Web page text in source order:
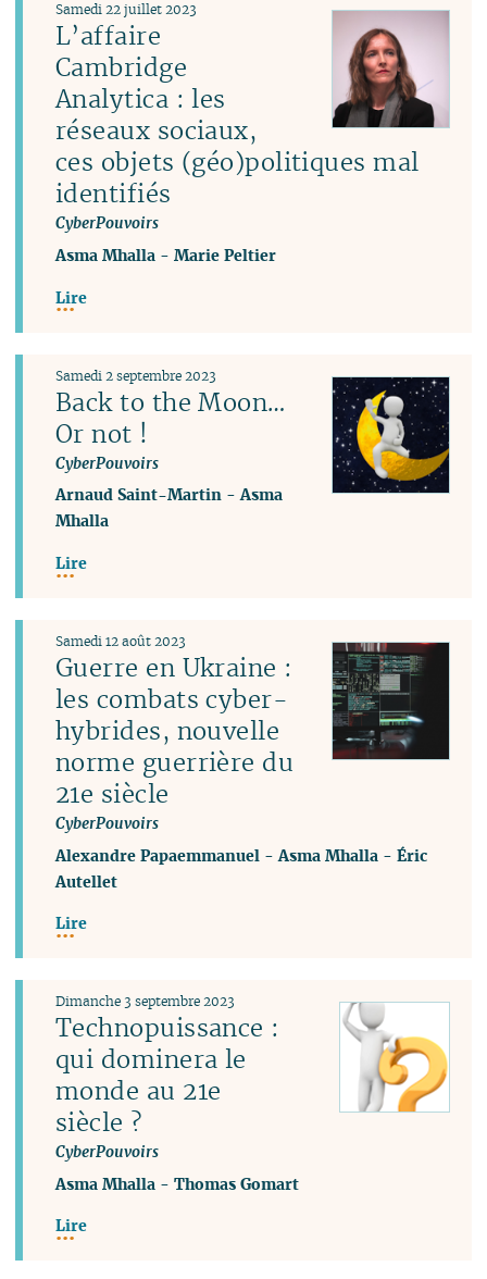
L’affaire
Cambridge
Analytica : les
réseaux sociaux,
ces objets (géo)politiques mal
identifiés
CyberPouvoirs
Samedi 22 juillet 2023
Asma Mhalla -Marie Peltier
Lire
Back to the Moon…
Or not !
CyberPouvoirs
Samedi 2 septembre 2023
Arnaud Saint-Martin -Asma
Mhalla
Lire
Guerre en Ukraine :
les combats cyber-
hybrides, nouvelle
norme guerrière du
21e siècle
CyberPouvoirs
Samedi 12 août 2023
Alexandre Papaemmanuel -Asma Mhalla -Éric
Autellet
Lire
Technopuissance :
qui dominera le
monde au 21e
siècle ?
CyberPouvoirs
Dimanche 3 septembre 2023
Asma Mhalla -Thomas Gomart
Lire